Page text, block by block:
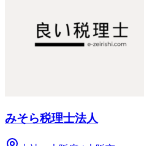
みそら税理士法人